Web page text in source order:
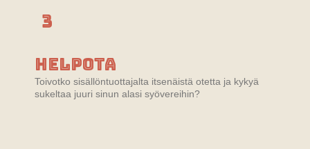
3
Helpota
Toivotko sisällöntuottajalta itsenäistä otetta ja kykyä
sukeltaa juuri sinun alasi syövereihin?